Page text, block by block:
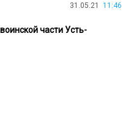
31.05.21 11:46
части Усть-